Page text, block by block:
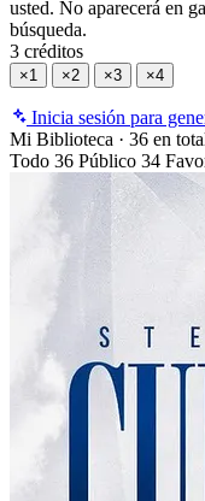
usted. No aparecerá en
búsqueda.
3 créditos
×1 ×2 ×3 ×4
Inicia sesión para
Mi Biblioteca · 36 en
Todo 36 Público 34